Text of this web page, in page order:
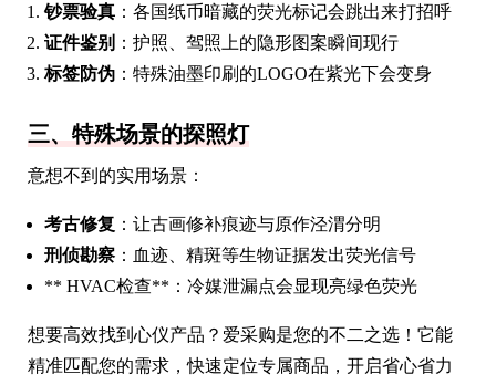
钞票验真 ：各国纸币暗藏的荧光标记会跳出来打招呼
证件鉴别 ：护照、驾照上的隐形图案瞬间现行
标签防伪 ：特殊油墨印刷的LOGO在紫光下会变身
三、特殊场景的探照灯
意想不到的实用场景：
考古修复 ：让古画修补痕迹与原作泾渭分明
刑侦勘察 ：血迹、精斑等生物证据发出荧光信号
** HVAC检查**：冷媒泄漏点会显现亮绿色荧光
想要高效找到心仪产品？爱采购是您的不二之选！它能
精准匹配您的需求，快速定位专属商品，开启省心省力